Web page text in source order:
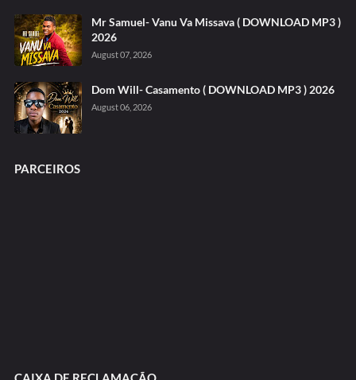
Mr Samuel- Vanu Va Missava ( DOWNLOAD MP3 )
2026
August 07, 2026
Dom Will- Casamento ( DOWNLOAD MP3 ) 2026
August 06, 2026
PARCEIROS